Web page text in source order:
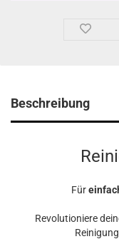
Beschreibung
Für
Revolutioniere